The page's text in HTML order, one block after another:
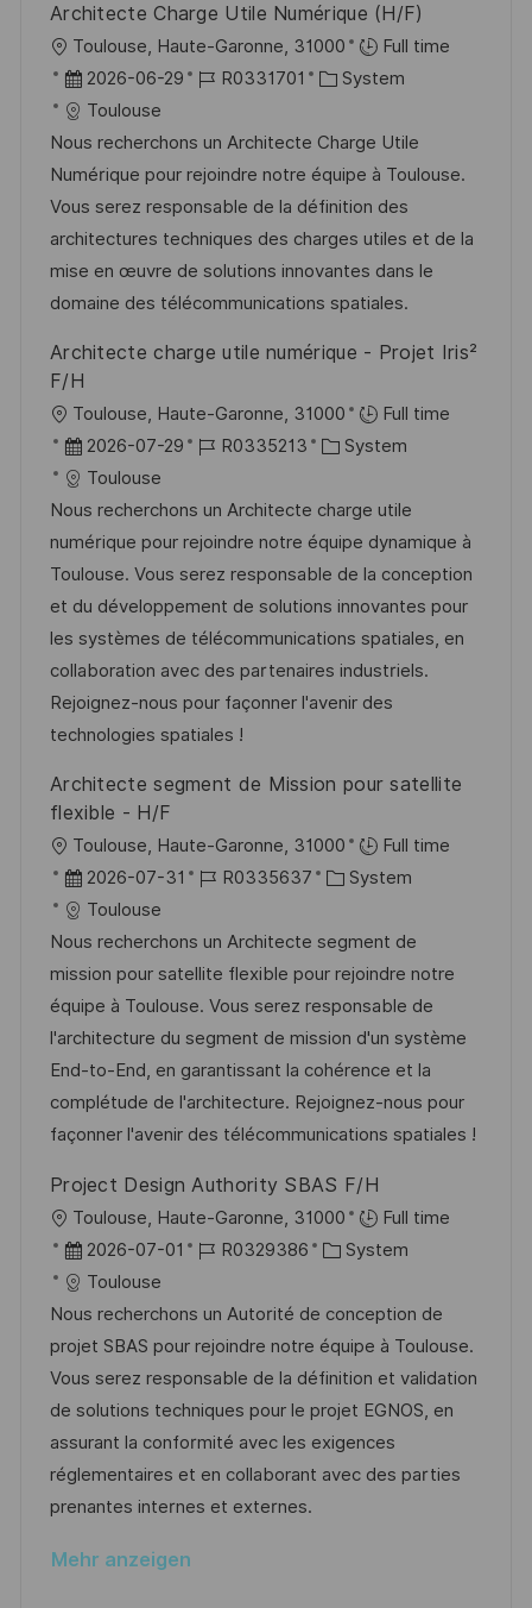
r
ö
f
f
e
n
t
i
c
h
u
n
g
Architecte Charge Utile Numérique (H/F)
O
r
t
Toulouse, Haute-Garonne, 31000
Full time
D
a
t
u
m
d
e
r
e
f
f
h
n
g
2026-06-29
J
b
-
I
D
R0331701
K
t
e
g
o
r
i
System
Toulouse
Nous recherchons un Architecte Charge Utile
Numérique pour rejoindre notre équipe à Toulouse.
Vous serez responsable de la définition des
architectures techniques des charges utiles et de la
mise en œuvre de solutions innovantes dans le
domaine des télécommunications spatiales.
Architecte charge utile numérique - Projet Iris²
F/H
O
r
t
Toulouse, Haute-Garonne, 31000
Full time
D
a
t
u
m
d
e
r
V
e
ö
e
n
n
g
2026-07-29
J
b
-
I
D
R0335213
K
t
e
g
o
r
i
e
System
Toulouse
Nous recherchons un Architecte charge utile
numérique pour rejoindre notre équipe dynamique à
Toulouse. Vous serez responsable de la conception
et du développement de solutions innovantes pour
les systèmes de télécommunications spatiales, en
collaboration avec des partenaires industriels.
Rejoignez-nous pour façonner l'avenir des
technologies spatiales !
Architecte segment de Mission pour satellite
flexible - H/F
O
r
t
Toulouse, Haute-Garonne, 31000
Full time
D
a
t
u
m
d
e
r
V
r
ö
f
f
e
n
t
l
i
c
h
u
2026-07-31
J
b
-
I
D
R0335637
K
t
e
g
o
r
i
e
System
Toulouse
Nous recherchons un Architecte segment de
mission pour satellite flexible pour rejoindre notre
équipe à Toulouse. Vous serez responsable de
l'architecture du segment de mission d'un système
End-to-End, en garantissant la cohérence et la
complétude de l'architecture. Rejoignez-nous pour
façonner l'avenir des télécommunications spatiales !
Project Design Authority SBAS F/H
O
r
t
Toulouse, Haute-Garonne, 31000
Full time
D
a
t
u
m
d
e
r
V
r
2026-07-01
J
b
-
I
D
R0329386
K
t
e
g
o
r
i
System
Toulouse
Nous recherchons un Autorité de conception de
projet SBAS pour rejoindre notre équipe à Toulouse.
Vous serez responsable de la définition et validation
de solutions techniques pour le projet EGNOS, en
assurant la conformité avec les exigences
réglementaires et en collaborant avec des parties
prenantes internes et externes.
Mehr anzeigen